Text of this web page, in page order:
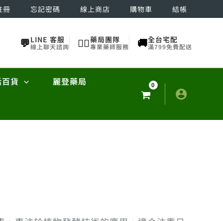
冊 忘記密碼 線上商店 購物車 結帳
💬LINE 客服
線上聊天諮詢 👨‍⚕️藥局團隊
專業藥師服務 🚚全台宅配
滿799免費配送
貨 麗登藥局